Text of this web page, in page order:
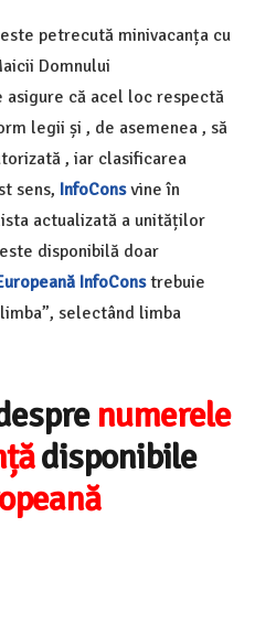
petrecută minivacanța cu
Domnului
asigure că acel loc respectă
legii și , de asemenea , să
, iar clasificarea
sens, InfoConsvine în
actualizată a unităților
disponibilă doar
InfoConstrebuie
selectând limba
numerele
disponibile